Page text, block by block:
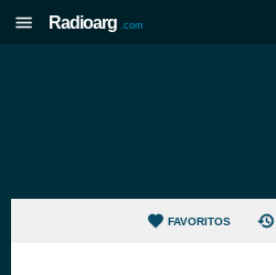
Radioarg .com
FAVORITOS